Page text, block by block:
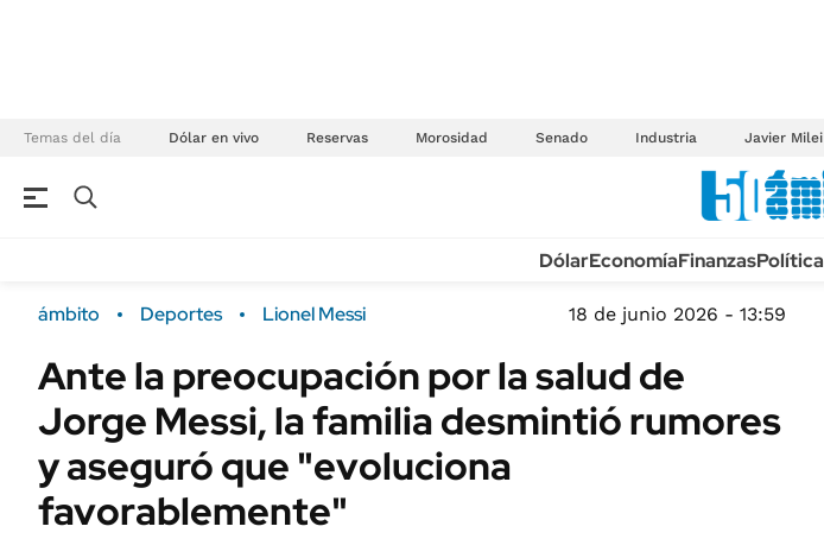
Temas del día Dólar en vivo Reservas Morosidad Senado Industria Javier Milei
Campo
FINANZAS
Dólar
Mercados
Sustentabilidad
Seguros
POLÍTICA
Nacional
TECNOLOGÍA
MÉXICO
MUNDO
INFORMACIÓN GENERAL
DólarEconomíaFinanzasPolítica
ámbito Deportes Lionel Messi 18 de junio 2026 - 13:59
Ante la preocupación por la salud de
Jorge Messi, la familia desmintió rumores
y aseguró que "evoluciona
favorablemente"